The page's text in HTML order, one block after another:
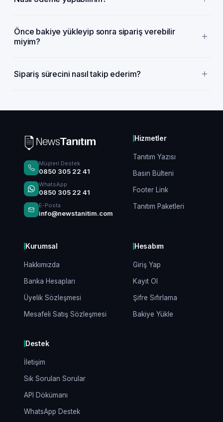
Önce bakiye yükleyip sonra sipariş verebilir
miyim?
Sipariş sürecini nasıl takip ederim?
Müşteri Destek
0850 305 22 41
WhatsApp
0850 305 22 41
E-Posta
info@newstanitim.com
Hizmetler
Tanıtım Yazısı
Basın Bülteni
Footer Link
Tanıtım Paketleri
Kurumsal
Hakkımızda
Banka Hesapları
Üyelik Sözleşmesi
Mesafeli Satış Sözleşmesi
Hesabım
Giriş Yap
Kayıt Ol
Şifre Sıfırlama
Bakiye Yükle
Destek
İletişim
Sık Sorulan Sorular
API Dökümanı
WhatsApp Destek